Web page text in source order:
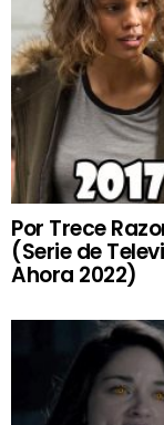
Por Trece
(Serie de
Ahora 2022)